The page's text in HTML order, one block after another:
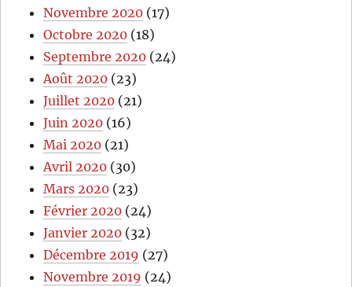
Novembre 2020 (17)
Octobre 2020 (18)
Septembre 2020 (24)
Août 2020 (23)
Juillet 2020 (21)
Juin 2020 (16)
Mai 2020 (21)
Avril 2020 (30)
Mars 2020 (23)
Février 2020 (24)
Janvier 2020 (32)
Décembre 2019 (27)
Novembre 2019 (24)